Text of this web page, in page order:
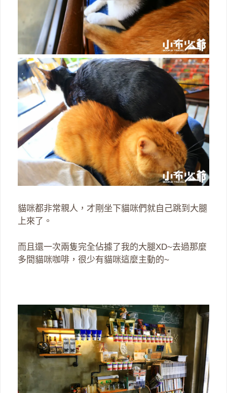
貓咪都非常親人，才剛坐下貓咪們就自己跳到大腿
上來了。
而且還一次兩隻完全佔據了我的大腿XD~去過那麼
多間貓咪咖啡，很少有貓咪這麼主動的~